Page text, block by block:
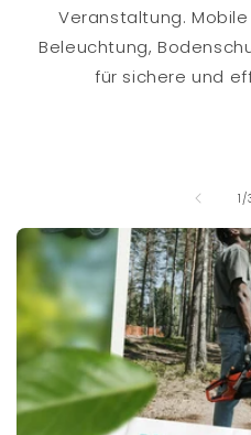
Veranstaltung.
Beleuchtung,
für sichere und
1 /